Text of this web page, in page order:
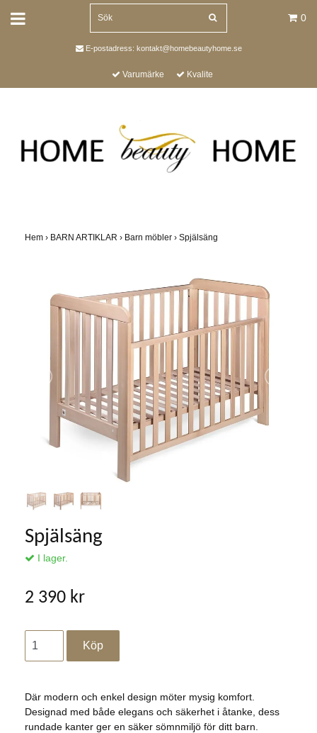
0
E-postadress: kontakt@homebeautyhome.se
Varumärke Kvalite
Hem › BARN ARTIKLAR › Barn möbler › Spjälsäng
Spjälsäng
I lager.
2 390 kr
Där modern och enkel design möter mysig komfort.
Designad med både elegans och säkerhet i åtanke, dess
rundade kanter ger en säker sömnmiljö för ditt barn.